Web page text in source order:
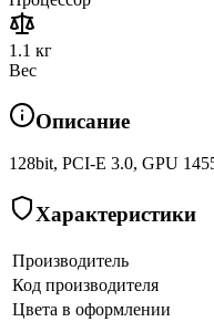
1.1 кг
Вес
Описание
128bit, PCI-E 3.0, GPU
Характеристики
Производитель
Код производителя
Цвета в оформлении